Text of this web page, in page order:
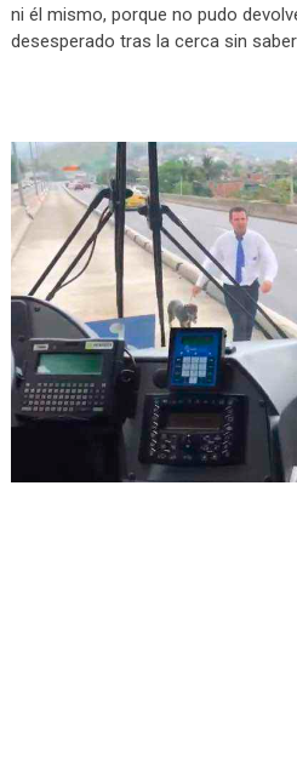
ni él mismo, porque no pudo
desesperado tras la cerca sin